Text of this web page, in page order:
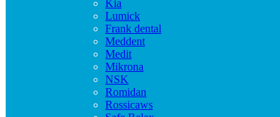
Kia
Lumick
Frank dental
Meddent
Medit
Mikrona
NSK
Romidan
Rossicaws